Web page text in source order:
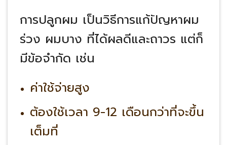
การปลูกผม เป็นวิธีการแก้ปัญหาผม
ร่วง ผมบาง ที่ได้ผลดีและถาวร แต่ก็
มีข้อจำกัด เช่น
ค่าใช้จ่ายสูง
ต้องใช้เวลา 9-12 เดือนกว่าที่จะขึ้น
เต็มที่